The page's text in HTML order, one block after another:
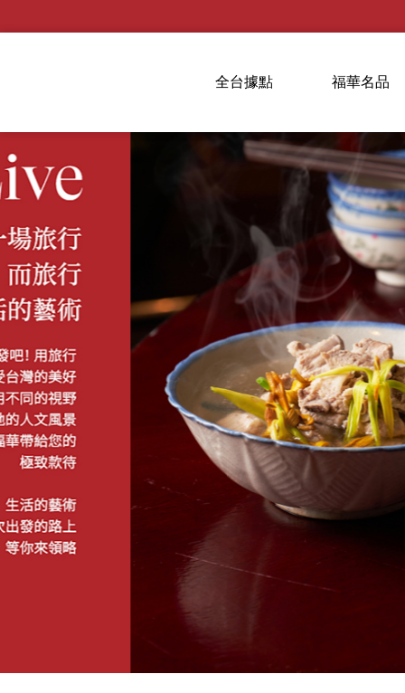
全台據點 福華名品